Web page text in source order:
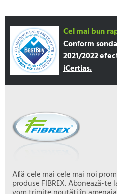
Cel mai bun
Conform
2021/2022
iCertias.
Află cele mai cele mai noi
produse FIBREX. Abonează-